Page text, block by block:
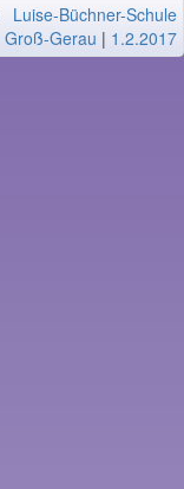
Luise-Büchner-Schule
Groß-Gerau | 1.2.2017